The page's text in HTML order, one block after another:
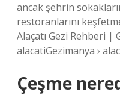
ancak şehrin
restoranlarını
Alaçatı Gezi Rehberi |
alacatiGezimanya ›
Çeşme